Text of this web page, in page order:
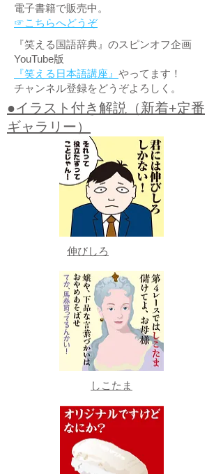
電子書籍で販売中。
☞こちらへどうぞ
『笑える国語辞典』のスピンオフ企画
YouTube版
『笑える日本語講座』 やってます！
チャンネル登録をどうぞよろしく。
●イラスト付き解説（新着+定番
ギャラリー）
伸びしろ
しこたま